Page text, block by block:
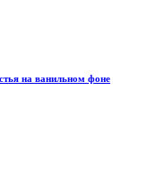
на ванильном фоне